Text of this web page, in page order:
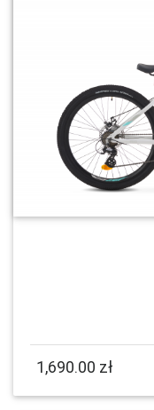
1,690.00 zł